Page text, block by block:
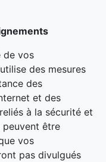
de vos
des mesures
des
et des
à la sécurité et
être
vos
pas divulgués